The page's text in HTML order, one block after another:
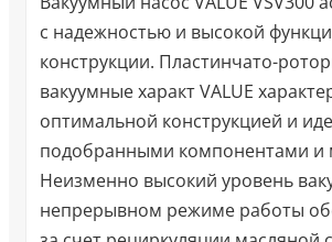
с надежностью и высокой
конструкции. Пластинчато-
вакуумные характ VALUE
оптимальной конструкцией и
подобранными компонентами и
Неизменно высокий уровень
непрерывном режиме работы